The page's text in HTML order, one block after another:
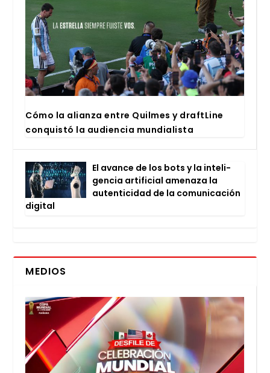
Cómo la alian­za entre Quil­mes y draftLi­ne
con­quis­tó la audien­cia mun­dia­lis­ta
El avan­ce de los bots y la inte­li­
gen­cia arti­fi­cial ame­na­za la
auten­ti­ci­dad de la comu­ni­ca­ción
digi­tal
MEDIOS